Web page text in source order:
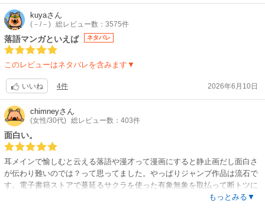
関連リンク】
公式サイト「あかね噺」
ページを開いた瞬間から、作画がドストライク。レトロでノスタルジーを
感じる線に一目惚れでした。
小学生時代から喋りが巧みで、喧嘩相手やその親さえやり込める朱音。さ
すが落語家の娘というところ。
それもありますが、何よりも大好きな父の“魔法の落語”をいつも側で見て
そんな中、父・志ん太は真打昇進試験を迎えます。しかし終了後に審査委
員長の口から出たのは、そこにいる誰もが一切予想だにしなかった言葉で
した…。
まず物語のさわり部分である１話目からグイグイ引き込まれてしまった。
…が、私は落語については本当に知識が浅く、作中に出てくる“芝浜”のタ
ところがストーリー自体が非常に面白い。知識がなくても無理なく着いて
いけます。それどころか夢中で読んでいました。
父の昇進試験会場でのまさかの“大事件”のあと、本格的に落語家を目指し
始める朱音。次々登場する魅力的な登場人物を交えてのサクセスストーリ
kuyaさん
(－/－) 総レビュー数：3575件
落語マンガといえば ネタバレ
このレビューはネタバレを含みます▼
いいね 4件 2026年6月10日
chimneyさん
(女性/30代) 総レビュー数：403件
面白い。
耳メインで愉しむと云える落語や漫才って漫画にすると静止画だし面白さ
が伝わり難いのでは？って思ってました。やっぱりジャンプ作品は流石で
す。電子書籍ストアで蔓延るサクラを使った有象無象を取払って断トツに
レベルが違う！ってしみじみ思いました。少年ジャンプなのに女の子が 主
もっとみる▼